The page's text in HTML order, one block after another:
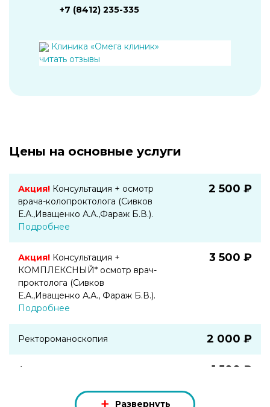
+7 (8412) 235-335
Клиника «Омега клиник»
читать отзывы
Цены на основные услуги
Акция! Консультация + осмотр
врача-колопроктолога (Сивков
Е.А.,Иващенко А.А.,Фараж Б.В.).
Подробнее
2 500 ₽
Акция! Консультация +
КОМПЛЕКСНЫЙ* осмотр врач-
проктолога (Сивков
Е.А.,Иващенко А.А., Фараж Б.В.).
Подробнее
3 500 ₽
Ректороманоскопия 2 000 ₽
Аноскопия 1 500 ₽
Склеротерапия Развернуть